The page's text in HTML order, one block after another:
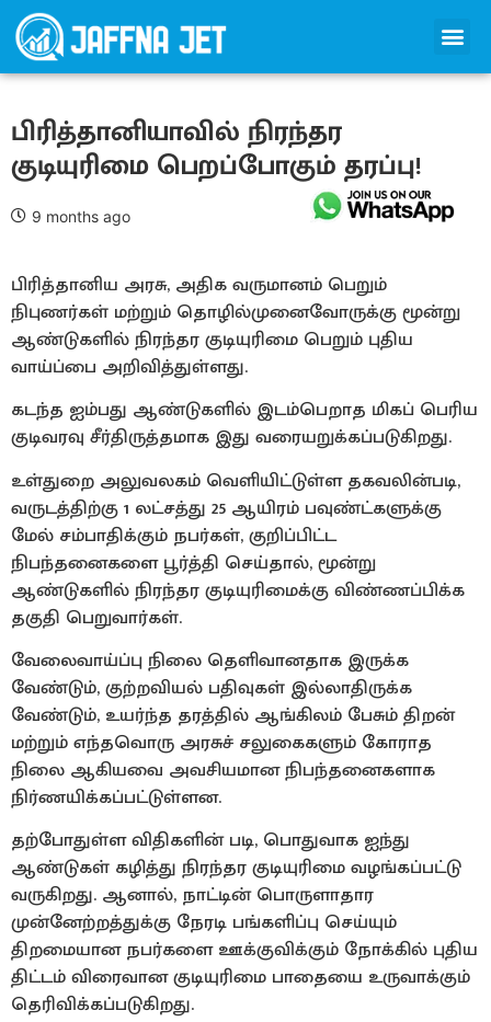
பிரித்தானியாவில் நிரந்தர
குடியுரிமை பெறப்போகும் தரப்பு!
9 months ago
பிரித்தானிய அரசு, அதிக வருமானம் பெறும்
நிபுணர்கள் மற்றும் தொழில்முனைவோருக்கு மூன்று
ஆண்டுகளில் நிரந்தர குடியுரிமை பெறும் புதிய
வாய்ப்பை அறிவித்துள்ளது.
கடந்த ஐம்பது ஆண்டுகளில் இடம்பெறாத மிகப் பெரிய
குடிவரவு சீர்திருத்தமாக இது வரையறுக்கப்படுகிறது.
உள்துறை அலுவலகம் வெளியிட்டுள்ள தகவலின்படி,
வருடத்திற்கு 1 லட்சத்து 25 ஆயிரம் பவுண்ட்களுக்கு
மேல் சம்பாதிக்கும் நபர்கள், குறிப்பிட்ட
நிபந்தனைகளை பூர்த்தி செய்தால், மூன்று
ஆண்டுகளில் நிரந்தர குடியுரிமைக்கு விண்ணப்பிக்க
தகுதி பெறுவார்கள்.
வேலைவாய்ப்பு நிலை தெளிவானதாக இருக்க
வேண்டும், குற்றவியல் பதிவுகள் இல்லாதிருக்க
வேண்டும், உயர்ந்த தரத்தில் ஆங்கிலம் பேசும் திறன்
மற்றும் எந்தவொரு அரசுச் சலுகைகளும் கோராத
நிலை ஆகியவை அவசியமான நிபந்தனைகளாக
நிர்ணயிக்கப்பட்டுள்ளன.
தற்போதுள்ள விதிகளின் படி, பொதுவாக ஐந்து
ஆண்டுகள் கழித்து நிரந்தர குடியுரிமை வழங்கப்பட்டு
வருகிறது. ஆனால், நாட்டின் பொருளாதார
முன்னேற்றத்துக்கு நேரடி பங்களிப்பு செய்யும்
திறமையான நபர்களை ஊக்குவிக்கும் நோக்கில் புதிய
திட்டம் விரைவான குடியுரிமை பாதையை உருவாக்கும்
தெரிவிக்கப்படுகிறது.